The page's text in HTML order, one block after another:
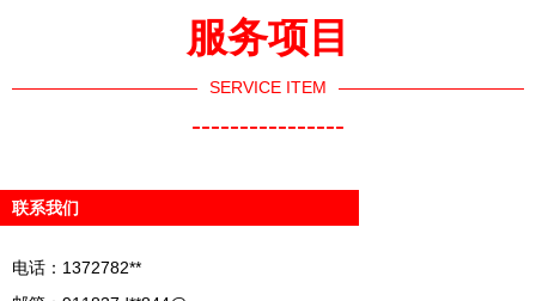
强度加热下
服务项目
SERVICE ITEM
----------------
联系我们
电话：1372782**